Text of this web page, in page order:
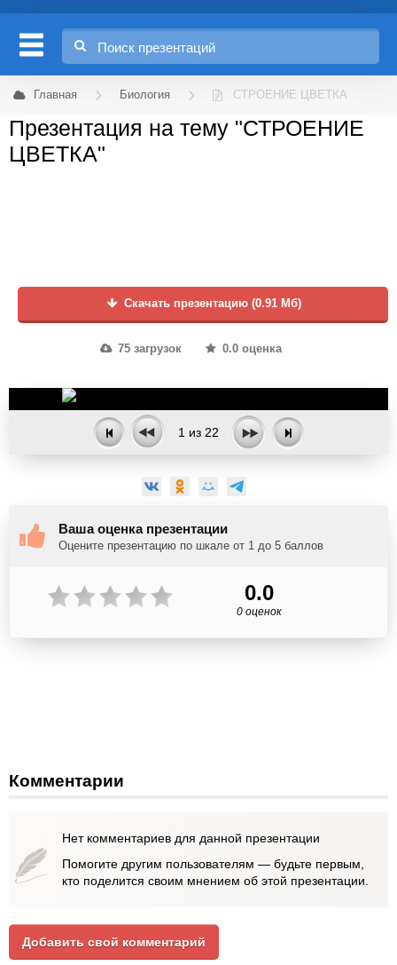
Главная Биология СТРОЕНИЕ ЦВЕТКА
Презентация на тему "СТРОЕНИЕ
ЦВЕТКА"
Скачать презентацию (0.91 Мб)
75 загрузок 0.0 оценка
1 из 22
Ваша оценка презентации
Оцените презентацию по шкале от 1 до 5 баллов
0.0
0 оценок
Комментарии
Нет комментариев для данной презентации
Помогите другим пользователям — будьте первым,
кто поделится своим мнением об этой презентации.
Добавить свой комментарий